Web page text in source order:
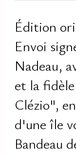
Édition
Envoi
Nadeau,
et la
Clézio",
d'une île
Bandeau